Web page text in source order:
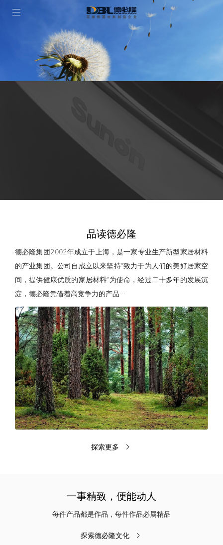
品读德必隆
德必隆集团2002年成立于上海，是一家专业生产新型家居材料
的产业集团。公司自成立以来坚持“致力于为人们的美好居家空
间，提供健康优质的家居材料”为使命，经过二十多年的发展沉
淀，德必隆凭借着高竞争力的产品···
探索更多
一事精致，便能动人
每件产品都是作品，每件作品必属精品
探索德必隆文化